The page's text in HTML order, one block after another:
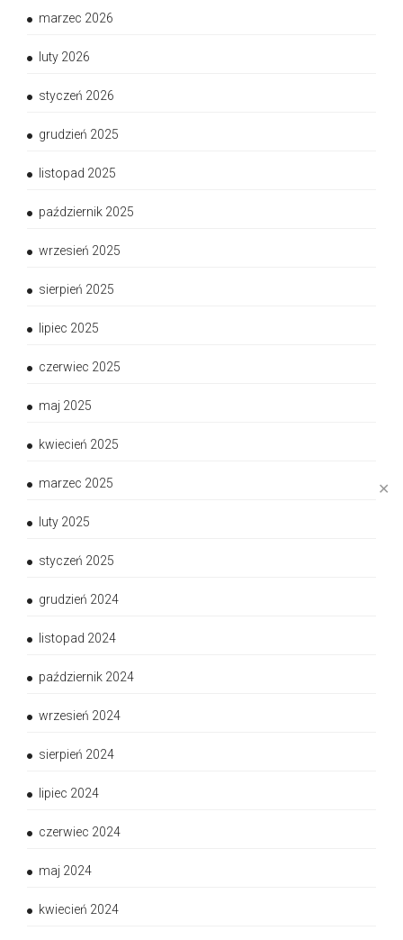
✕
marzec 2026
luty 2026
styczeń 2026
grudzień 2025
listopad 2025
październik 2025
wrzesień 2025
sierpień 2025
lipiec 2025
czerwiec 2025
maj 2025
kwiecień 2025
marzec 2025
luty 2025
styczeń 2025
grudzień 2024
listopad 2024
październik 2024
wrzesień 2024
sierpień 2024
lipiec 2024
czerwiec 2024
maj 2024
kwiecień 2024